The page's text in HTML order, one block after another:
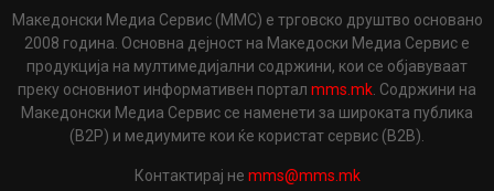
Македонски Медиа Сервис (ММС) е трговско друштво основано
2008 година. Основна дејност на Македоски Медиа Сервис е
продукција на мултимедијални содржини, кои се објавуваат
преку основниот информативен портал mms.mk . Содржини на
Македонски Медиа Сервис се наменети за широката публика
(B2P) и медиумите кои ќе користат сервис (B2B).
Контактирај не mms@mms.mk